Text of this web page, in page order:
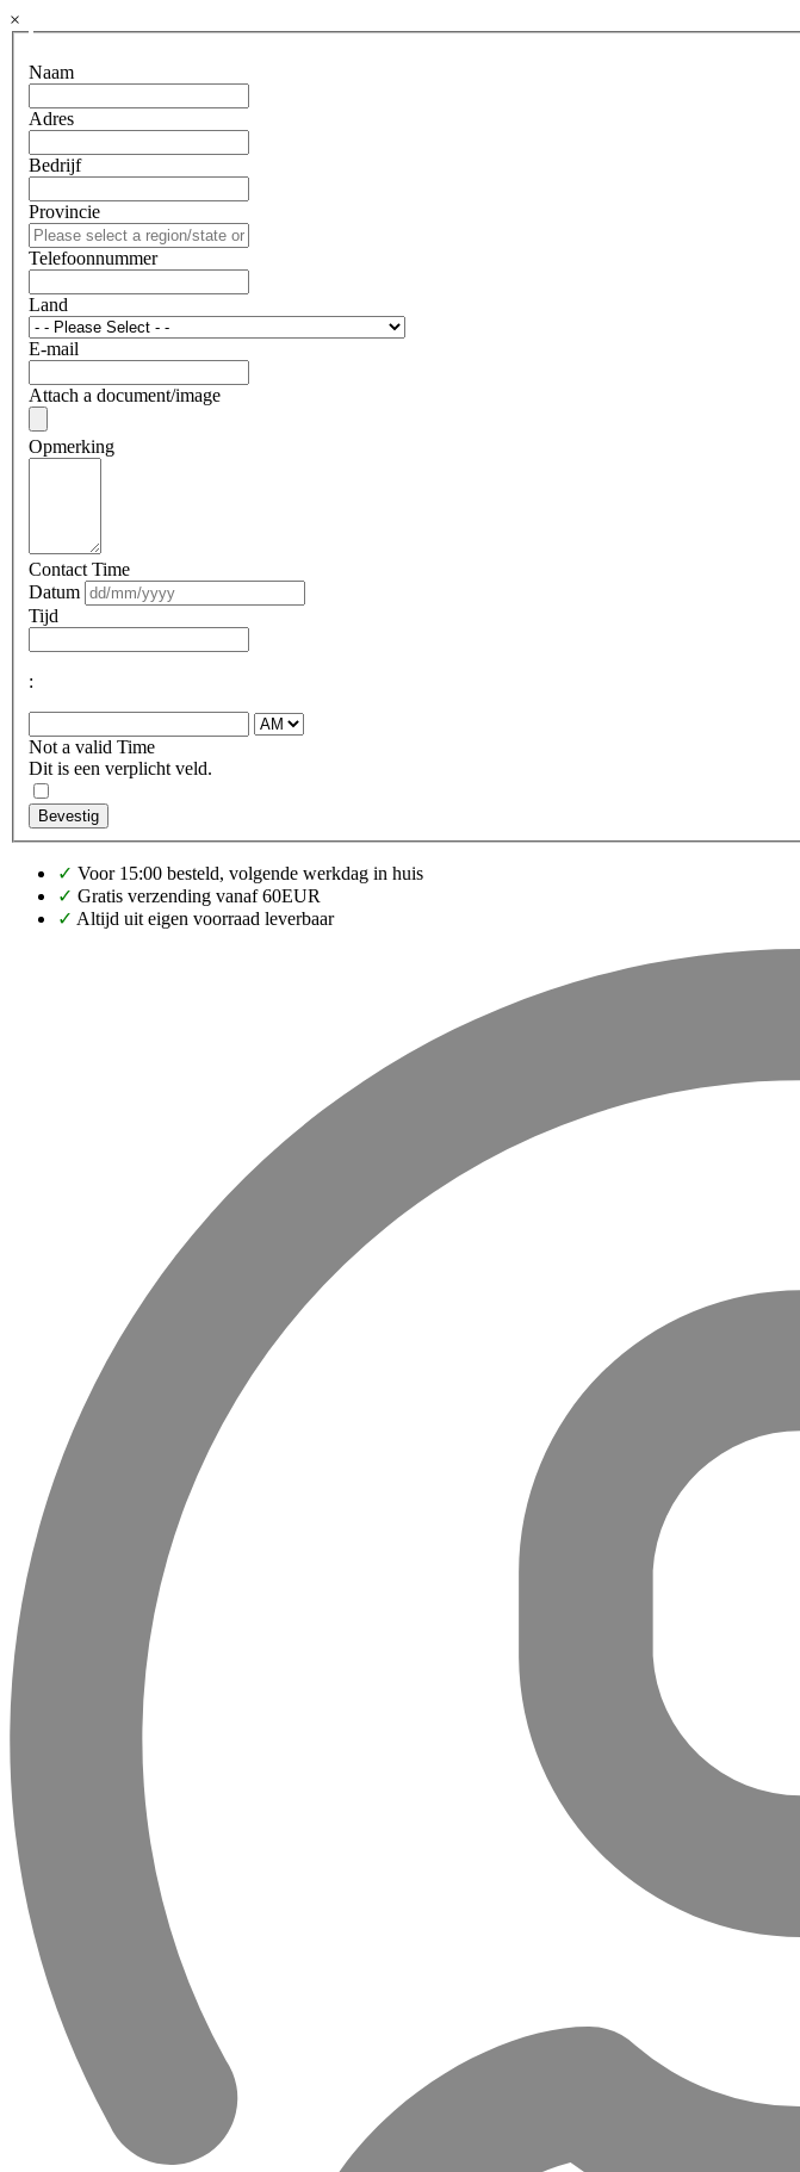
×
Naam
Adres
Bedrijf
Provincie
Telefoonnummer
Land
E-mail
Attach a document/image
Opmerking
Contact Time
Datum
Tijd
:
Not a valid Time
Dit is een verplicht veld.
Bevestig
✓ Voor 15:00 besteld, volgende werkdag in huis
✓ Gratis verzending vanaf 60EUR
✓ Altijd uit eigen voorraad leverbaar